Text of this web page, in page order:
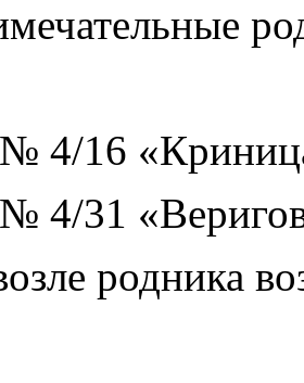
4/16
4/31
родника